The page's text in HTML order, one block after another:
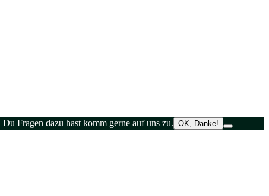
Fragen dazu hast komm gerne auf uns zu. OK, Danke!